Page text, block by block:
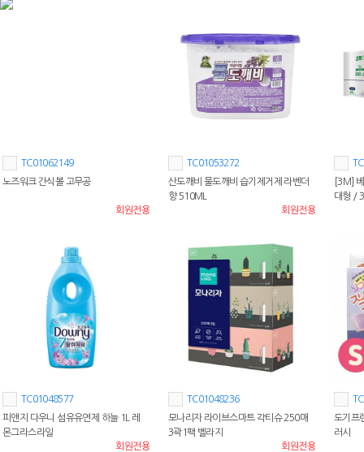
TC01062149
노즈워크 간식볼 고무공
회원전용
TC01053272
산도깨비 물도깨비 습기제거제 라벤더
향 510ML
회원전용
[3M]
대형 /
TC01048577
피앤지 다우니 섬유유연제 하늘 1L 레
몬그라스라일
회원전용
TC01048236
모나리자 라이브스마트 각티슈 250매
3곽1팩 벨라지
회원전용
도기프
러시